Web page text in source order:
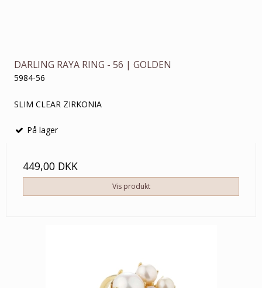
DARLING RAYA RING - 56 | GOLDEN
5984-56
SLIM CLEAR ZIRKONIA
På lager
449,00 DKK
Vis produkt